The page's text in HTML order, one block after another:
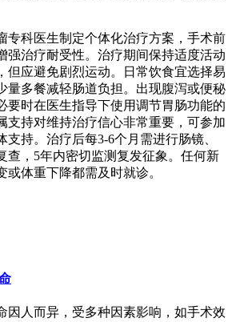
专科医生制定个体化治疗方案，手术前
强治疗耐受性。治疗期间保持适度活动
但应避免剧烈运动。日常饮食宜选择易
量多餐减轻肠道负担。出现腹泻或便秘
要时在医生指导下使用调节胃肠功能的
支持对维持治疗信心非常重要，可参加
支持。治疗后每3-6个月需进行肠镜、
查，5年内密切监测复发征象。任何新
或体重下降都需及时就诊。
因人而异，受多种因素影响，如手术效